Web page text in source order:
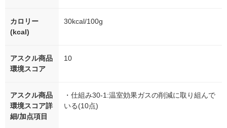
カロリー
(kcal)
30kcal/100g
アスクル商品
環境スコア
10
アスクル商品
環境スコア詳
細/加点項目
・仕組み30-1:温室効果ガスの削減に取り組んで
いる(10点)